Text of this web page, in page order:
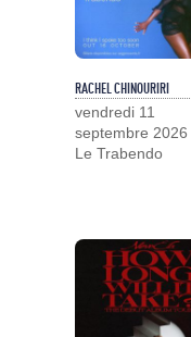
RACHEL CHINOURIRI
vendredi 11
septembre 2026
Le Trabendo